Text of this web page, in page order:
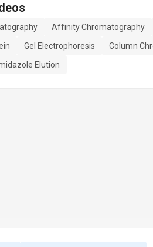
Affinity Chromatography
Gel Electrophoresis
Column
Elution